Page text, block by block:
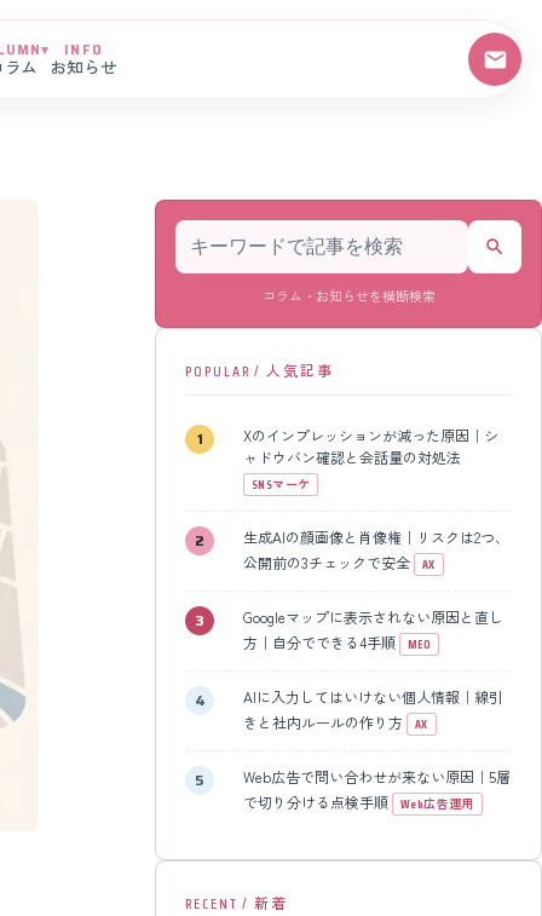
▾
ラム
INFO
お知らせ
記事を検索
コラム・お知らせを横断検索
POPULAR / 人気記事
Xのインプレッションが減った原因｜シ
ャドウバン確認と会話量の対処法
SNSマーケ
生成AIの顔画像と肖像権｜リスクは2つ、
公開前の3チェックで安全
AX
Googleマップに表示されない原因と直し
方｜自分でできる4手順
MEO
AIに入力してはいけない個人情報｜線引
きと社内ルールの作り方
AX
Web広告で問い合わせが来ない原因｜5層
で切り分ける点検手順
Web広告運用
RECENT / 新着